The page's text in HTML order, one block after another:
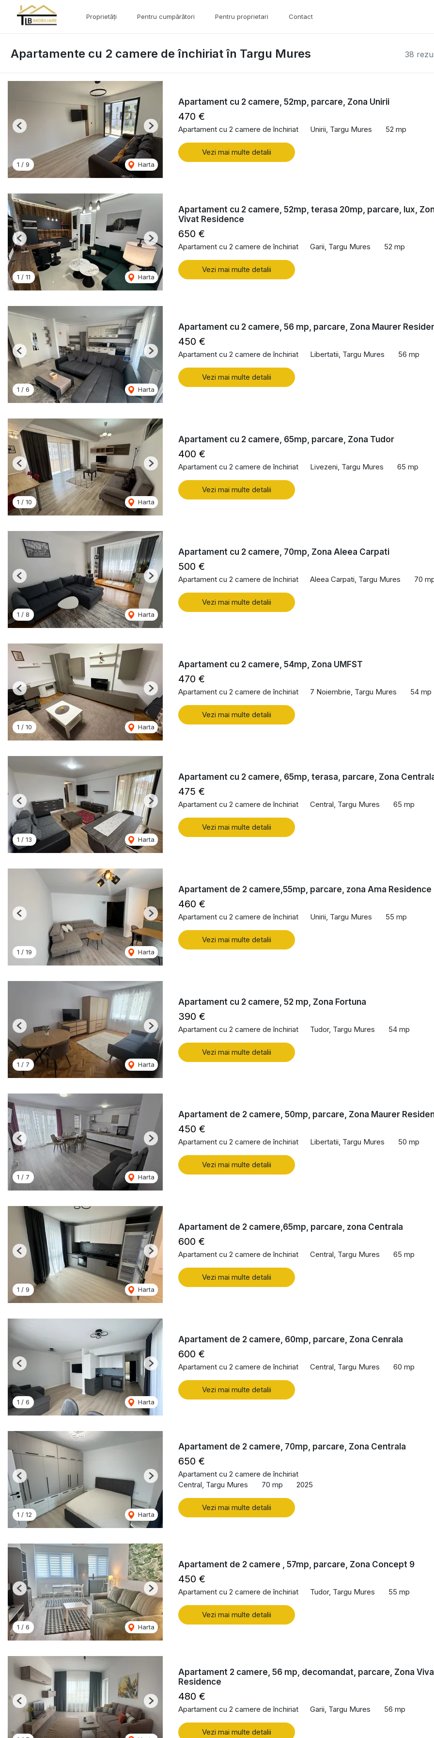
Proprietăți Pentru cumpărători Pentru proprietari Contact
38
Apartamente cu 2 camere de închiriat în Targu Mures
1 / 9 Harta
Previous Next
Apartament cu 2 camere, 52mp, parcare, Zona Unirii
470 €
Apartament cu 2 camere de închiriat Unirii, Targu Mures 52 mp
Vezi mai multe detalii
1 / 11 Harta
Previous Next
Apartament cu 2 camere, 52mp, terasa 20mp, parcare, lux,
Vivat Residence
650 €
Apartament cu 2 camere de închiriat Garii, Targu Mures 52 mp
Vezi mai multe detalii
1 / 6 Harta
Previous Next
Apartament cu 2 camere, 56 mp, parcare, Zona Maurer
450 €
Apartament cu 2 camere de închiriat Libertatii, Targu Mures 56 mp
Vezi mai multe detalii
1 / 10 Harta
Previous Next
Apartament cu 2 camere, 65mp, parcare, Zona Tudor
400 €
Apartament cu 2 camere de închiriat Livezeni, Targu Mures 65 mp
Vezi mai multe detalii
1 / 8 Harta
Previous Next
Apartament cu 2 camere, 70mp, Zona Aleea Carpati
500 €
Apartament cu 2 camere de închiriat Aleea Carpati, Targu Mures 70
Vezi mai multe detalii
1 / 10 Harta
Previous Next
Apartament cu 2 camere, 54mp, Zona UMFST
470 €
Apartament cu 2 camere de închiriat 7 Noiembrie, Targu Mures 54 mp
Vezi mai multe detalii
1 / 13 Harta
Previous Next
Apartament cu 2 camere, 65mp, terasa, parcare, Zona
475 €
Apartament cu 2 camere de închiriat Central, Targu Mures 65 mp
Vezi mai multe detalii
1 / 19 Harta
Previous Next
Apartament de 2 camere,55mp, parcare, zona Ama Residence
460 €
Apartament cu 2 camere de închiriat Unirii, Targu Mures 55 mp
Vezi mai multe detalii
1 / 7 Harta
Previous Next
Apartament cu 2 camere, 52 mp, Zona Fortuna
390 €
Apartament cu 2 camere de închiriat Tudor, Targu Mures 54 mp
Vezi mai multe detalii
1 / 7 Harta
Previous Next
Apartament de 2 camere, 50mp, parcare, Zona Maurer
450 €
Apartament cu 2 camere de închiriat Libertatii, Targu Mures 50 mp
Vezi mai multe detalii
1 / 9 Harta
Previous Next
Apartament de 2 camere,65mp, parcare, zona Centrala
600 €
Apartament cu 2 camere de închiriat Central, Targu Mures 65 mp
Vezi mai multe detalii
1 / 6 Harta
Previous Next
Apartament de 2 camere, 60mp, parcare, Zona Cenrala
600 €
Apartament cu 2 camere de închiriat Central, Targu Mures 60 mp
Vezi mai multe detalii
1 / 12 Harta
Previous Next
Apartament de 2 camere, 70mp, parcare, Zona Centrala
650 €
Apartament cu 2 camere de închiriat
Central, Targu Mures
70 mp 2025
Vezi mai multe detalii
1 / 6 Harta
Previous Next
Apartament de 2 camere , 57mp, parcare, Zona Concept 9
450 €
Apartament cu 2 camere de închiriat Tudor, Targu Mures 55 mp
Vezi mai multe detalii
Previous Next
Apartament 2 camere, 56 mp, decomandat, parcare, Zona
Residence
480 €
Apartament cu 2 camere de închiriat Garii, Targu Mures 56 mp
Vezi mai multe detalii